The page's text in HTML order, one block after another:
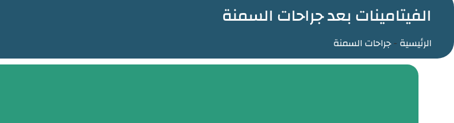
الفيتامينات بعد جراحات السمنة
الرئيسية -جراحات السمنة